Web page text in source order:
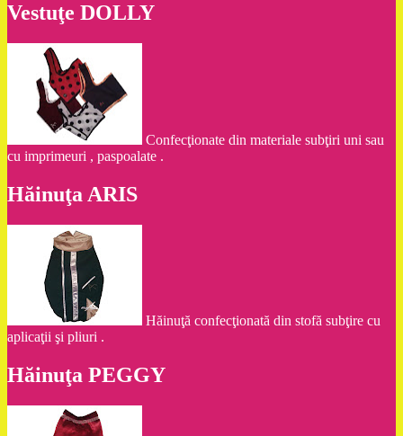
Vestuţe DOLLY
Confecţionate din materiale subţiri uni sau
cu imprimeuri , paspoalate .
Hăinuţa ARIS
Hăinuţă confecţionată din stofă subţire cu
aplicaţii şi pliuri .
Hăinuţa PEGGY